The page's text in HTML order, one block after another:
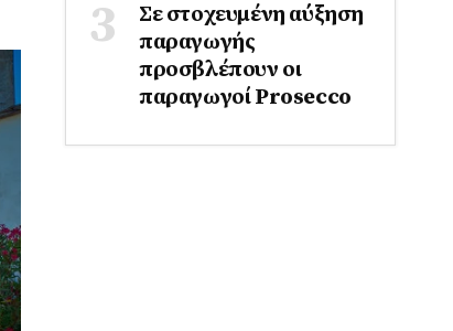
Σε στοχευμένη αύξηση
παραγωγής
προσβλέπουν οι
παραγωγοί Prosecco